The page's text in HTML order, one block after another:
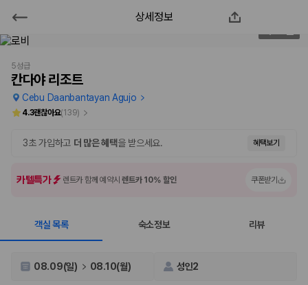
칸다야 리조트
2000만 이용고객이 선택한 제주 렌트카 가격비교 플랫폼
제주렌트카 가격비교는 카모아에서 한 번에
제주도 렌트카는 업체마다 차량 가격, 보험 조건, 면책금, 보상 한도, 인수
장소, 취소 규정이 다릅니다. 카모아는 여러 제주 렌트카 업체의 조건을 한
상세정보
5성급
칸다야 리조트
Cebu Daanbantayan Agujo
4.3괜찮아요(139)
3초 가입하고 더 많은 혜택을 받으세요. 혜택보기
카텔특가 렌트카 함께 예약시렌트카 10% 할인 쿠폰받기
객실 목록 숙소정보 리뷰
08.09(일) 08.10(월) 성인2